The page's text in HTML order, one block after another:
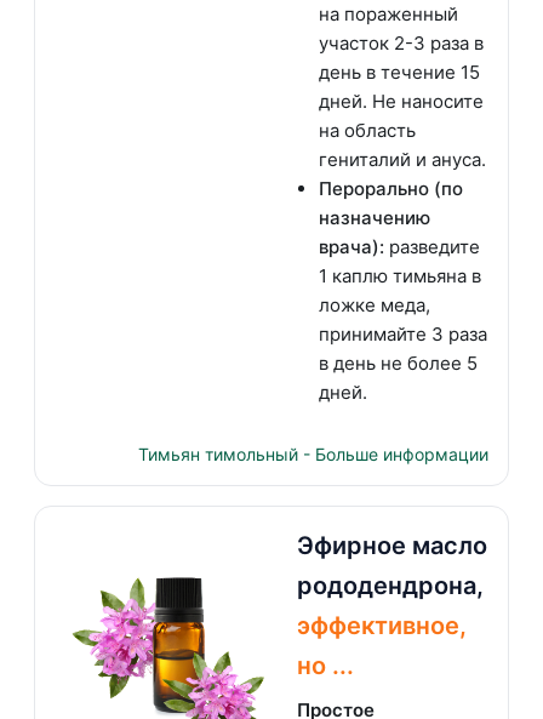
на пораженный
участок 2-3 раза в
день в течение 15
дней. Не наносите
на область
гениталий и ануса.
Перорально (по
назначению
врача): разведите
1 каплю тимьяна в
ложке меда,
принимайте 3 раза
в день не более 5
дней.
Тимьян тимольный - Больше информации
Эфирное масло
рододендрона,
эффективное,
но ...
Простое